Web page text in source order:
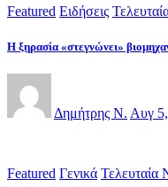
Featured Ειδήσεις
Η ξηρασία «στεγνώνει»
Δημήτρης Ν. Αυγ
Featured Γενικά Τελευταία